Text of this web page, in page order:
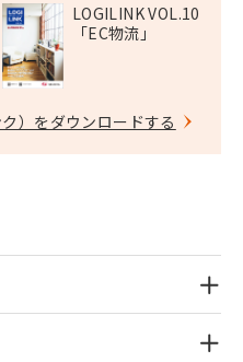
LOGILINK VOL.10
「EC物流」
）をダウンロードする